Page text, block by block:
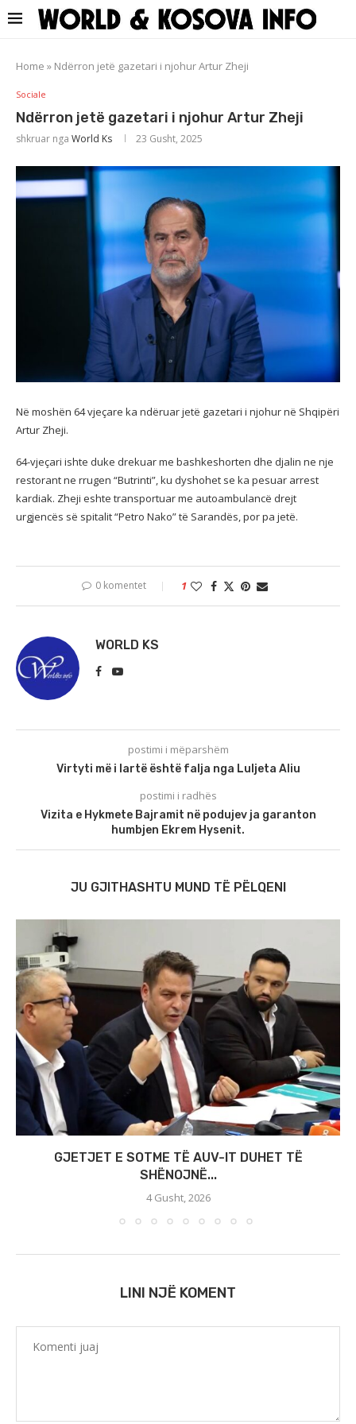
Home » Ndërron jetë gazetari i njohur Artur Zheji
Sociale
Ndërron jetë gazetari i njohur Artur Zheji
shkruar nga World Ks 23 Gusht, 2025
Në moshën 64 vjeçare ka ndëruar jetë gazetari i njohur në Shqipëri
Artur Zheji.
64-vjeçari ishte duke drekuar me bashkeshorten dhe djalin ne nje
restorant ne rrugen “Butrinti”, ku dyshohet se ka pesuar arrest
kardiak. Zheji eshte transportuar me autoambulancë drejt
urgjencës së spitalit “Petro Nako” të Sarandës, por pa jetë.
0 komentet 1
WORLD KS
postimi i mëparshëm
Virtyti më i lartë është falja nga Luljeta Aliu
postimi i radhës
Vizita e Hykmete Bajramit në podujev ja garanton
humbjen Ekrem Hysenit.
JU GJITHASHTU MUND TË PËLQENI
GJETJET E SOTME TË AUV-IT DUHET TË
SHËNOJNË...
4 Gusht, 2026
LINI NJË KOMENT